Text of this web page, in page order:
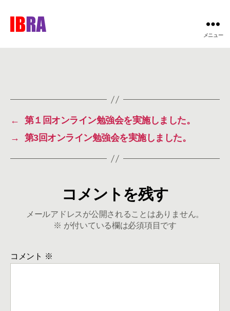
メニュー
←
第１回オンライン勉強会を実施しました。
→
第3回オンライン勉強会を実施しました。
コメントを残す
メールアドレスが公開されることはありません。
※ が付いている欄は必須項目です
コメント ※